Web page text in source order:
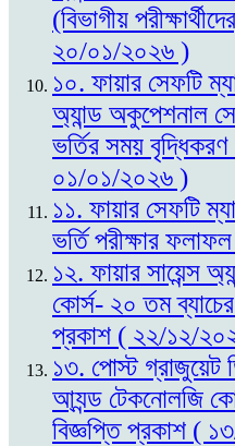
(বিভাগীয়
২০/০১/২০২৬ )
১০. ফায়ার সেফটি
অ্যান্ড অকুপেশনাল
ভর্তির সময়
০১/০১/২০২৬ )
১১. ফায়ার সেফটি
ভর্তি পরীক্ষার
১২. ফায়ার সায়েন্স
কোর্স- ২০ তম
প্রকাশ ( ২২/১২/
১৩. পোস্ট গ্রাজুয়েট
আ্যন্ড টেকনোলজি
বিজ্ঞপ্তি প্রকাশ (